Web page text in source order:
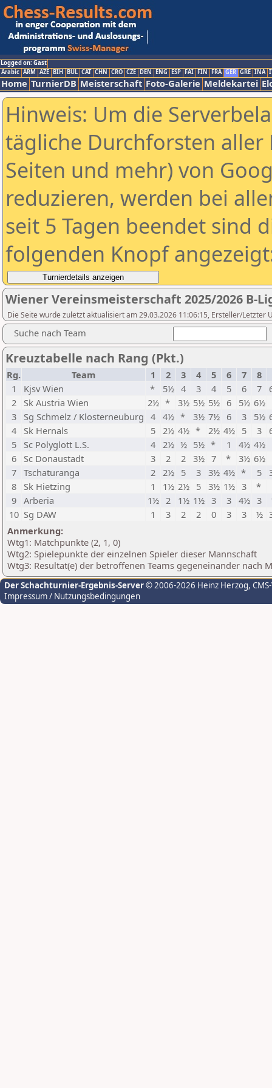
Logged on: Gast
Arabic ARM AZE BIH BUL CAT CHN CRO CZE DEN ENG ESP FAI FIN FRA GER GRE INA
Home TurnierDB Meisterschaft Foto-Galerie Meldekartei
Hinweis: Um die
tägliche Durchforsten aller
Seiten und mehr) von
reduzieren, werden bei
seit 5 Tagen beendet sind
folgenden Knopf
Wiener Vereinsmeisterschaft 2025/2026 B-
Die Seite wurde zuletzt aktualisiert am 29.03.2026 11:06:15, Ersteller/Letzter
Suche nach Team
Kreuztabelle nach Rang (Pkt.)
Rg. Team 1 2 3 4 5 6 7
8
1
Kjsv Wien * 5½ 4 3 4 5 6 7
2
Sk Austria Wien 2½ * 3½ 5½ 5½ 6 5½ 6½
3
Sg Schmelz / Klosterneuburg 4 4½ * 3½ 7½ 6 3 5½
4
Sk Hernals 5 2½ 4½ * 2½ 4½ 5 3
5
Sc Polyglott L.S. 4 2½ ½ 5½ * 1 4½ 4½
6
Sc Donaustadt 3 2 2 3½ 7 * 3½ 6½
7 Tschaturanga 2 2½ 5 3 3½ 4½ * 5
8
Sk Hietzing 1 1½ 2½ 5 3½ 1½ 3
*
9 Arberia 1½ 2 1½ 1½ 3 3 4½ 3
10 Sg DAW 1 3 2 2 0 3 3 ½
Anmerkung:
Wtg1: Matchpunkte (2, 1, 0)
Wtg2: Spielepunkte der einzelnen Spieler dieser Mannschaft
Wtg3: Resultat(e) der betroffenen Teams gegeneinander nach
Der Schachturnier-Ergebnis-Server© 2006-2026 Heinz Herzog,
Impressum / Nutzungsbedingungen